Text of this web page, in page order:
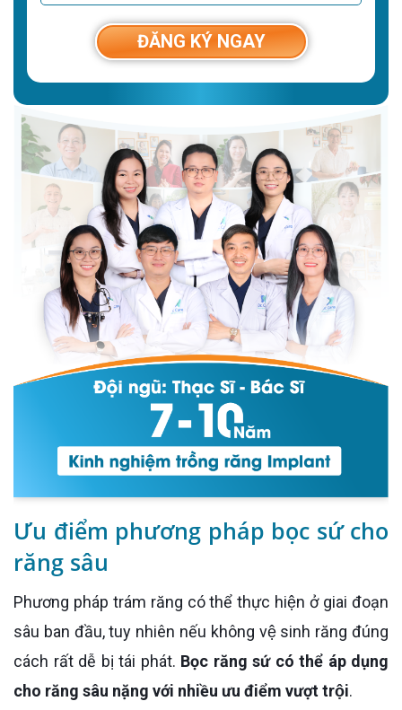
Ưu điểm phương pháp bọc sứ cho
răng sâu
Phương pháp trám răng có thể thực hiện ở giai đoạn
sâu ban đầu, tuy nhiên nếu không vệ sinh răng đúng
cách rất dễ bị tái phát. Bọc răng sứ có thể áp dụng
cho răng sâu nặng với nhiều ưu điểm vượt trội.